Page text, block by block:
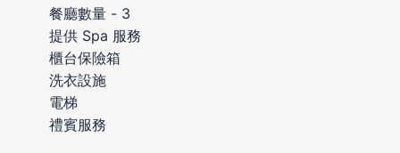
餐廳數量 - 3
提供 Spa 服務
櫃台保險箱
洗衣設施
電梯
禮賓服務